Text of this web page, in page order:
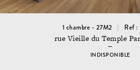
1 chambre - 27M2 Ref :
rue Vieille du Temple
INDISPONIBLE